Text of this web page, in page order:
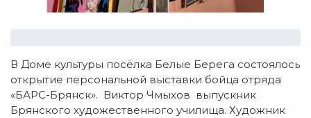
В Доме культуры посёлка Белые Берега состоялось
открытие персональной выставки бойца отряда
«БАРС-Брянск». Виктор Чмыхов выпускник
Брянского художественного училища. Художник